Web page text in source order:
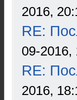
2016,
RE:
09-2016,
RE:
2016,